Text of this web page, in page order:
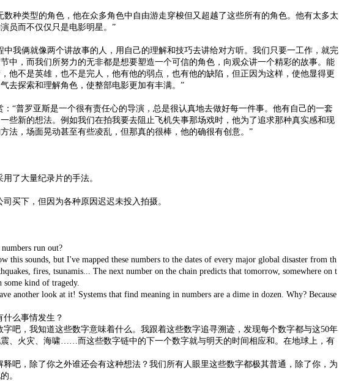
类型的角色，他在众多角色中自由游走穿梭但又超越了这些所有的角色。他有太多太
员而不仅仅只是电影明星。”
我俩就像两个讲故事的人，用自己的理解和技巧去讲给对方听。我们只要一工作，就完
中，而我们所努力的无非都是想要塑造一个可信的角色，向观众讲一个精彩的故事。能
他不是英雄，也不是完人，他有他的弱点，也有他的缺陷，但正因为这样，使他显得更
去探索和理解角色，使整部电影更加有丰满。”
普罗亚斯是一个很有责任心的导演，总是很认真地去做好每一件事。他有自己的一套
些新的想法。例如我们在拍我要去阻止飞机失事那场戏时，他为了追求那种真实感和现
法，场面晃动甚至有些凌乱，但那真的很棒，他的确很有创意。”
了大量纪录片的手法。
买下，但因为各种原因迟迟未投入拍摄。
run out?
this sounds, but I've mapped these numbers to the dates of every major global disaster from th
fires, tsunamis... The next number on the chain predicts that tomorrow, somewhere on t
some kind of tragedy.
another look at it! Systems that find meaning in numbers are a dime in dozen. Why? Because
什么事情发生？
吧，我知道这些数字意味着什么。我跟着这些数字追寻溯迹，发现每个数字都与这50年
、火灾、海啸……而这些数字链中的下一个数字就与明天的时间相应和。在地球上，有
吧，除了你之外谁还会有这种想法？我们所有人眼里这些数字都极其普通，除了你，为
。